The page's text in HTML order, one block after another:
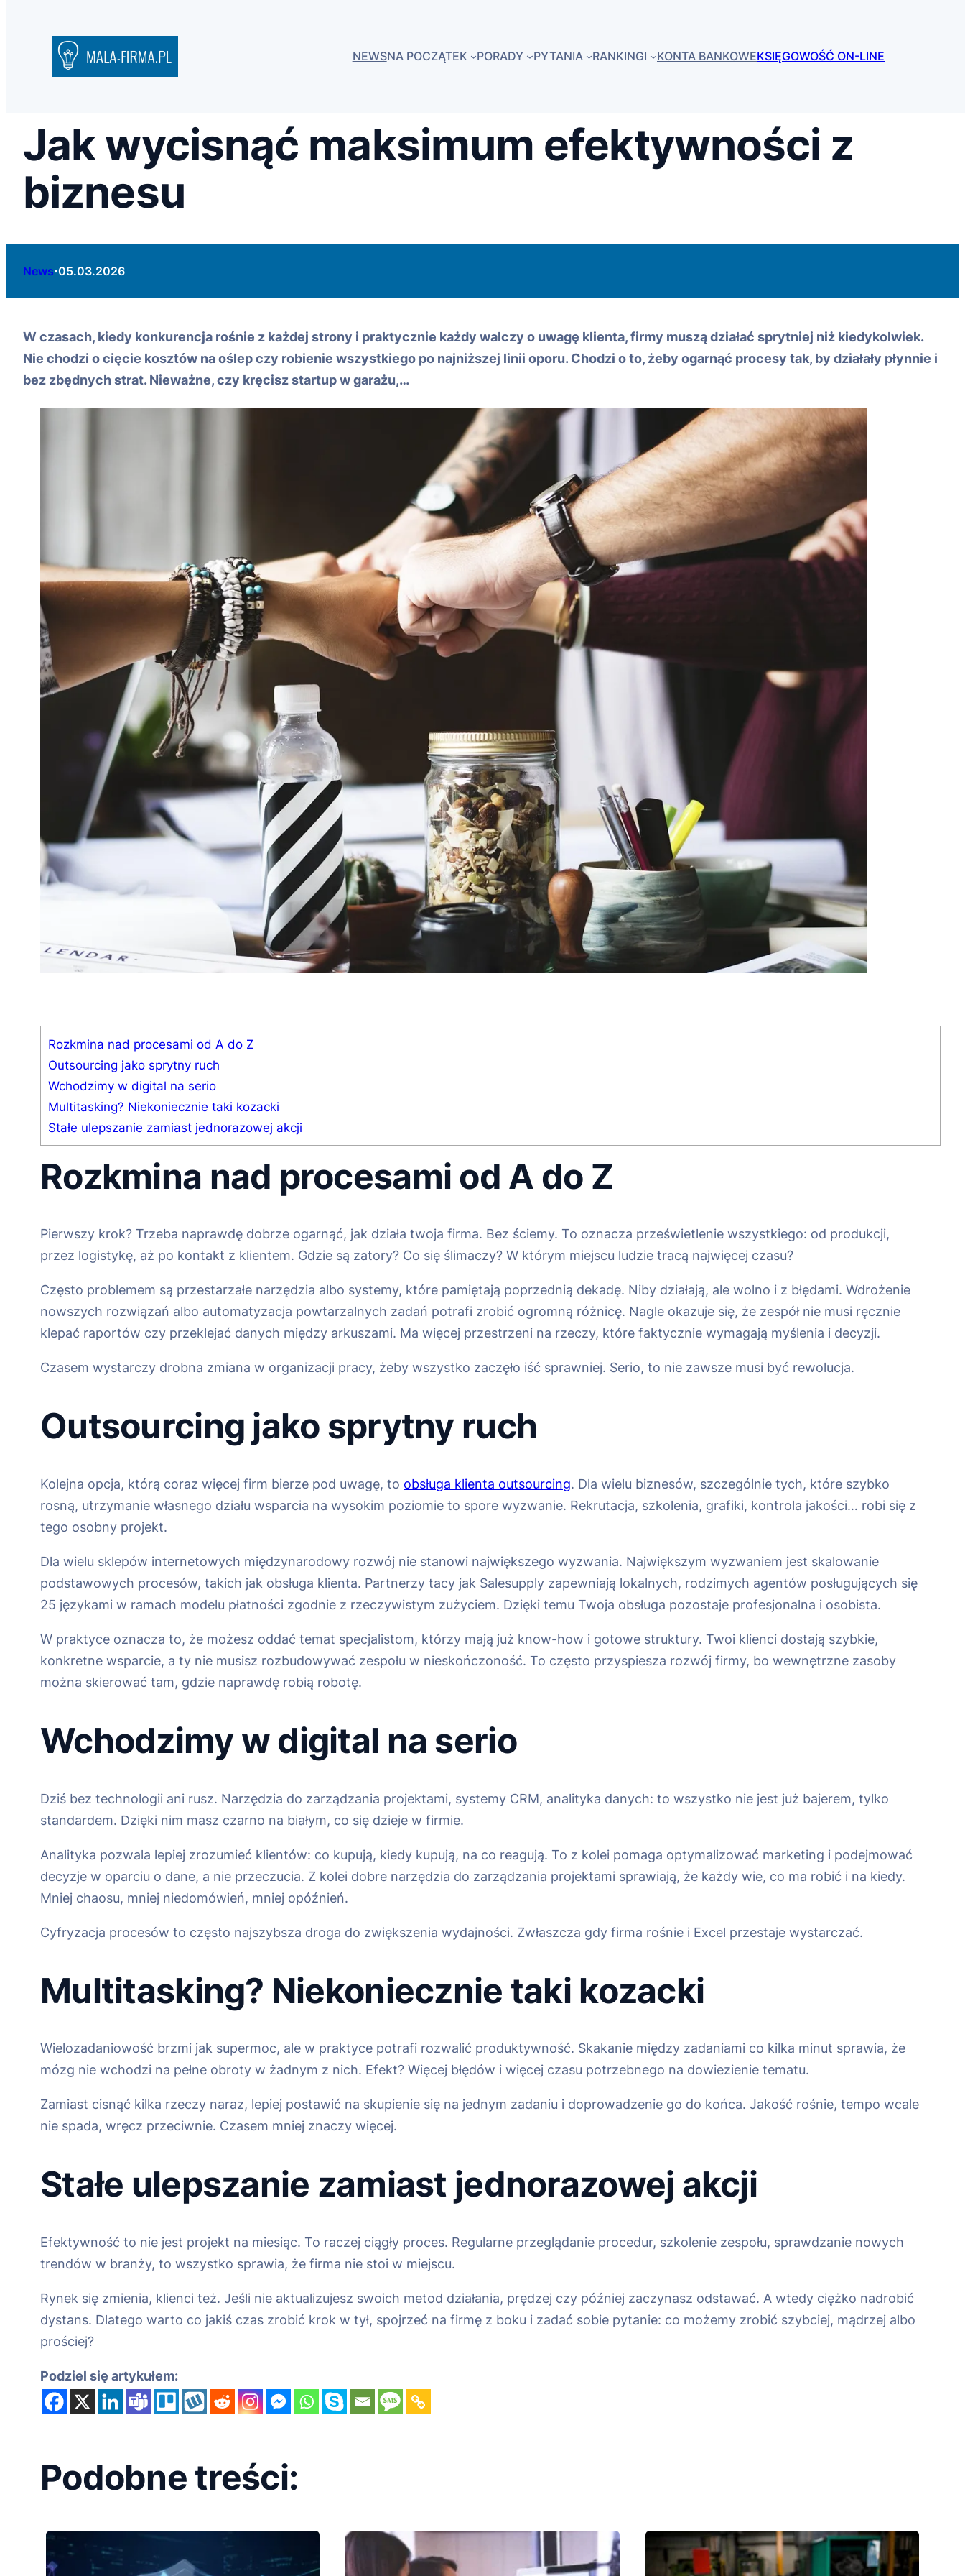
NEWSNA POCZĄTEK PORADY PYTANIA RANKINGI KONTA BANKOWEKSIĘGOWOŚĆ ON-LINE
Jak wycisnąć maksimum efektywności z
biznesu
News·05.03.2026
W czasach, kiedy konkurencja rośnie z każdej strony i praktycznie każdy walczy o uwagę klienta, firmy muszą działać sprytniej niż kiedykolwiek.
Nie chodzi o cięcie kosztów na oślep czy robienie wszystkiego po najniższej linii oporu. Chodzi o to, żeby ogarnąć procesy tak, by działały płynnie i
bez zbędnych strat. Nieważne, czy kręcisz startup w garażu,…
Rozkmina nad procesami od A do Z
Outsourcing jako sprytny ruch
Wchodzimy w digital na serio
Multitasking? Niekoniecznie taki kozacki
Stałe ulepszanie zamiast jednorazowej akcji
Rozkmina nad procesami od A do Z
Pierwszy krok? Trzeba naprawdę dobrze ogarnąć, jak działa twoja firma. Bez ściemy. To oznacza prześwietlenie wszystkiego: od produkcji,
przez logistykę, aż po kontakt z klientem. Gdzie są zatory? Co się ślimaczy? W którym miejscu ludzie tracą najwięcej czasu?
Często problemem są przestarzałe narzędzia albo systemy, które pamiętają poprzednią dekadę. Niby działają, ale wolno i z błędami. Wdrożenie
nowszych rozwiązań albo automatyzacja powtarzalnych zadań potrafi zrobić ogromną różnicę. Nagle okazuje się, że zespół nie musi ręcznie
klepać raportów czy przeklejać danych między arkuszami. Ma więcej przestrzeni na rzeczy, które faktycznie wymagają myślenia i decyzji.
Czasem wystarczy drobna zmiana w organizacji pracy, żeby wszystko zaczęło iść sprawniej. Serio, to nie zawsze musi być rewolucja.
Outsourcing jako sprytny ruch
Kolejna opcja, którą coraz więcej firm bierze pod uwagę, to obsługa klienta outsourcing. Dla wielu biznesów, szczególnie tych, które szybko
rosną, utrzymanie własnego działu wsparcia na wysokim poziomie to spore wyzwanie. Rekrutacja, szkolenia, grafiki, kontrola jakości… robi się z
tego osobny projekt.
Dla wielu sklepów internetowych międzynarodowy rozwój nie stanowi największego wyzwania. Największym wyzwaniem jest skalowanie
podstawowych procesów, takich jak obsługa klienta. Partnerzy tacy jak Salesupply zapewniają lokalnych, rodzimych agentów posługujących się
25 językami w ramach modelu płatności zgodnie z rzeczywistym zużyciem. Dzięki temu Twoja obsługa pozostaje profesjonalna i osobista.
W praktyce oznacza to, że możesz oddać temat specjalistom, którzy mają już know-how i gotowe struktury. Twoi klienci dostają szybkie,
konkretne wsparcie, a ty nie musisz rozbudowywać zespołu w nieskończoność. To często przyspiesza rozwój firmy, bo wewnętrzne zasoby
można skierować tam, gdzie naprawdę robią robotę.
Wchodzimy w digital na serio
Dziś bez technologii ani rusz. Narzędzia do zarządzania projektami, systemy CRM, analityka danych: to wszystko nie jest już bajerem, tylko
standardem. Dzięki nim masz czarno na białym, co się dzieje w firmie.
Analityka pozwala lepiej zrozumieć klientów: co kupują, kiedy kupują, na co reagują. To z kolei pomaga optymalizować marketing i podejmować
decyzje w oparciu o dane, a nie przeczucia. Z kolei dobre narzędzia do zarządzania projektami sprawiają, że każdy wie, co ma robić i na kiedy.
Mniej chaosu, mniej niedomówień, mniej opóźnień.
Cyfryzacja procesów to często najszybsza droga do zwiększenia wydajności. Zwłaszcza gdy firma rośnie i Excel przestaje wystarczać.
Multitasking? Niekoniecznie taki kozacki
Wielozadaniowość brzmi jak supermoc, ale w praktyce potrafi rozwalić produktywność. Skakanie między zadaniami co kilka minut sprawia, że
mózg nie wchodzi na pełne obroty w żadnym z nich. Efekt? Więcej błędów i więcej czasu potrzebnego na dowiezienie tematu.
Zamiast cisnąć kilka rzeczy naraz, lepiej postawić na skupienie się na jednym zadaniu i doprowadzenie go do końca. Jakość rośnie, tempo wcale
nie spada, wręcz przeciwnie. Czasem mniej znaczy więcej.
Stałe ulepszanie zamiast jednorazowej akcji
Efektywność to nie jest projekt na miesiąc. To raczej ciągły proces. Regularne przeglądanie procedur, szkolenie zespołu, sprawdzanie nowych
trendów w branży, to wszystko sprawia, że firma nie stoi w miejscu.
Rynek się zmienia, klienci też. Jeśli nie aktualizujesz swoich metod działania, prędzej czy później zaczynasz odstawać. A wtedy ciężko nadrobić
dystans. Dlatego warto co jakiś czas zrobić krok w tył, spojrzeć na firmę z boku i zadać sobie pytanie: co możemy zrobić szybciej, mądrzej albo
prościej?
Podziel się artykułem:
Podobne treści: